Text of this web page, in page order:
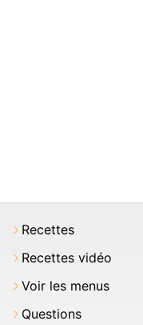
Recettes
Recettes vidéo
Voir les menus
Questions